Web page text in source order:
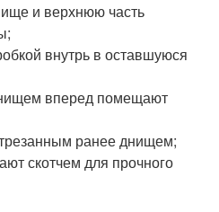
и верхнюю часть
внутрь в оставшуюся
вперед помещают
ранее днищем;
скотчем для прочного